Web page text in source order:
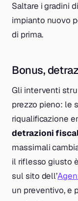
Saltare i gradini
impianto nuovo
di prima.
Bonus,
Gli interventi
prezzo pieno: le
riqualificazione
detrazioni
massimali
il riflesso giusto
sul sito dell’
un preventivo, e